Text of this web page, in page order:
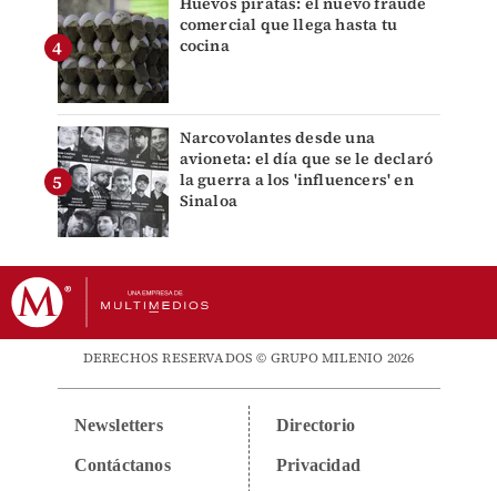
comercial que llega hasta tu
cocina
Narcovolantes desde una
avioneta: el día que se le declaró
la guerra a los 'influencers' en
Sinaloa
DERECHOS RESERVADOS © GRUPO MILENIO 2026
Newsletters
Contáctanos
Directorio
Privacidad